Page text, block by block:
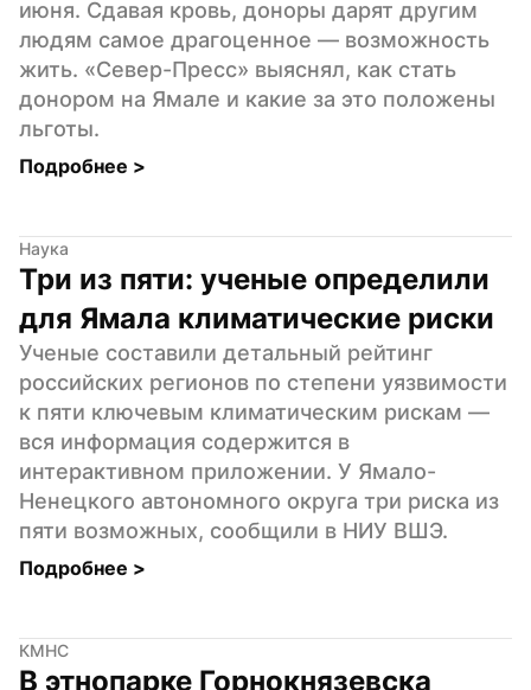
июня. Сдавая кровь, доноры дарят другим
людям самое драгоценное — возможность
жить. «Север-Пресс» выяснял, как стать
донором на Ямале и какие за это положены
льготы.
Подробнее >
Наука
Три из пяти: ученые определили
для Ямала климатические риски
Ученые составили детальный рейтинг
российских регионов по степени уязвимости
к пяти ключевым климатическим рискам —
вся информация содержится в
интерактивном приложении. У Ямало-
Ненецкого автономного округа три риска из
пяти возможных, сообщили в НИУ ВШЭ.
Подробнее >
КМНС
В этнопарке Горнокнязевска